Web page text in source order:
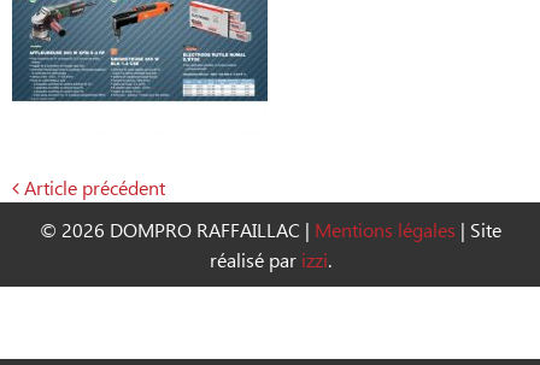
Navigation
Article précédent
© 2026 DOMPRO RAFFAILLAC | Mentions légales | Site
réalisé par izzi.